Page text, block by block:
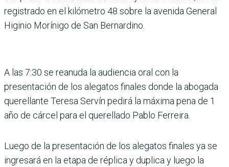
registrado en el kilómetro 48 sobre la avenida General
Higinio Morínigo de San Bernardino.
A las 7:30 se reanuda la audiencia oral con la
presentación de los alegatos finales donde la abogada
querellante Teresa Servín pedirá la máxima pena de 1
año de cárcel para el querellado Pablo Ferreira.
Luego de la presentación de los alegatos finales ya se
ingresará en la etapa de réplica y duplica y luego la